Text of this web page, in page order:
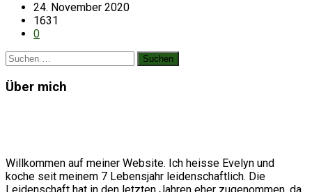
24. November 2020
1631
0
Suchen
Über mich
Willkommen auf meiner Website. Ich heisse Evelyn und
koche seit meinem 7 Lebensjahr leidenschaftlich. Die